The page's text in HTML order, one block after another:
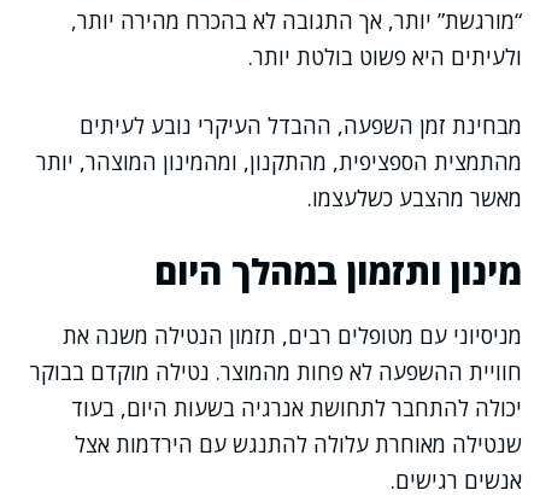
“מורגשת” יותר, אך התגובה לא בהכרח מהירה יותר,
ולעיתים היא פשוט בולטת יותר.
מבחינת זמן השפעה, ההבדל העיקרי נובע לעיתים
מהתמצית הספציפית, מהתקנון, ומהמינון המוצהר, יותר
מאשר מהצבע כשלעצמו.
מינון ותזמון במהלך היום
מניסיוני עם מטופלים רבים, תזמון הנטילה משנה את
חוויית ההשפעה לא פחות מהמוצר. נטילה מוקדם בבוקר
יכולה להתחבר לתחושת אנרגיה בשעות היום, בעוד
שנטילה מאוחרת עלולה להתנגש עם הירדמות אצל
אנשים רגישים.